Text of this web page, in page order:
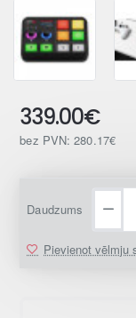
339.00€
bez PVN: 280.17€
Daudzums
Pievienot vēlmju